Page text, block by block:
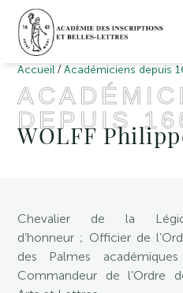
Accueil /Académiciens depuis
DEPUIS
WOLFF
Chevalier de la
d’honneur ; Officier de
des Palmes
Commandeur de l’Ordre